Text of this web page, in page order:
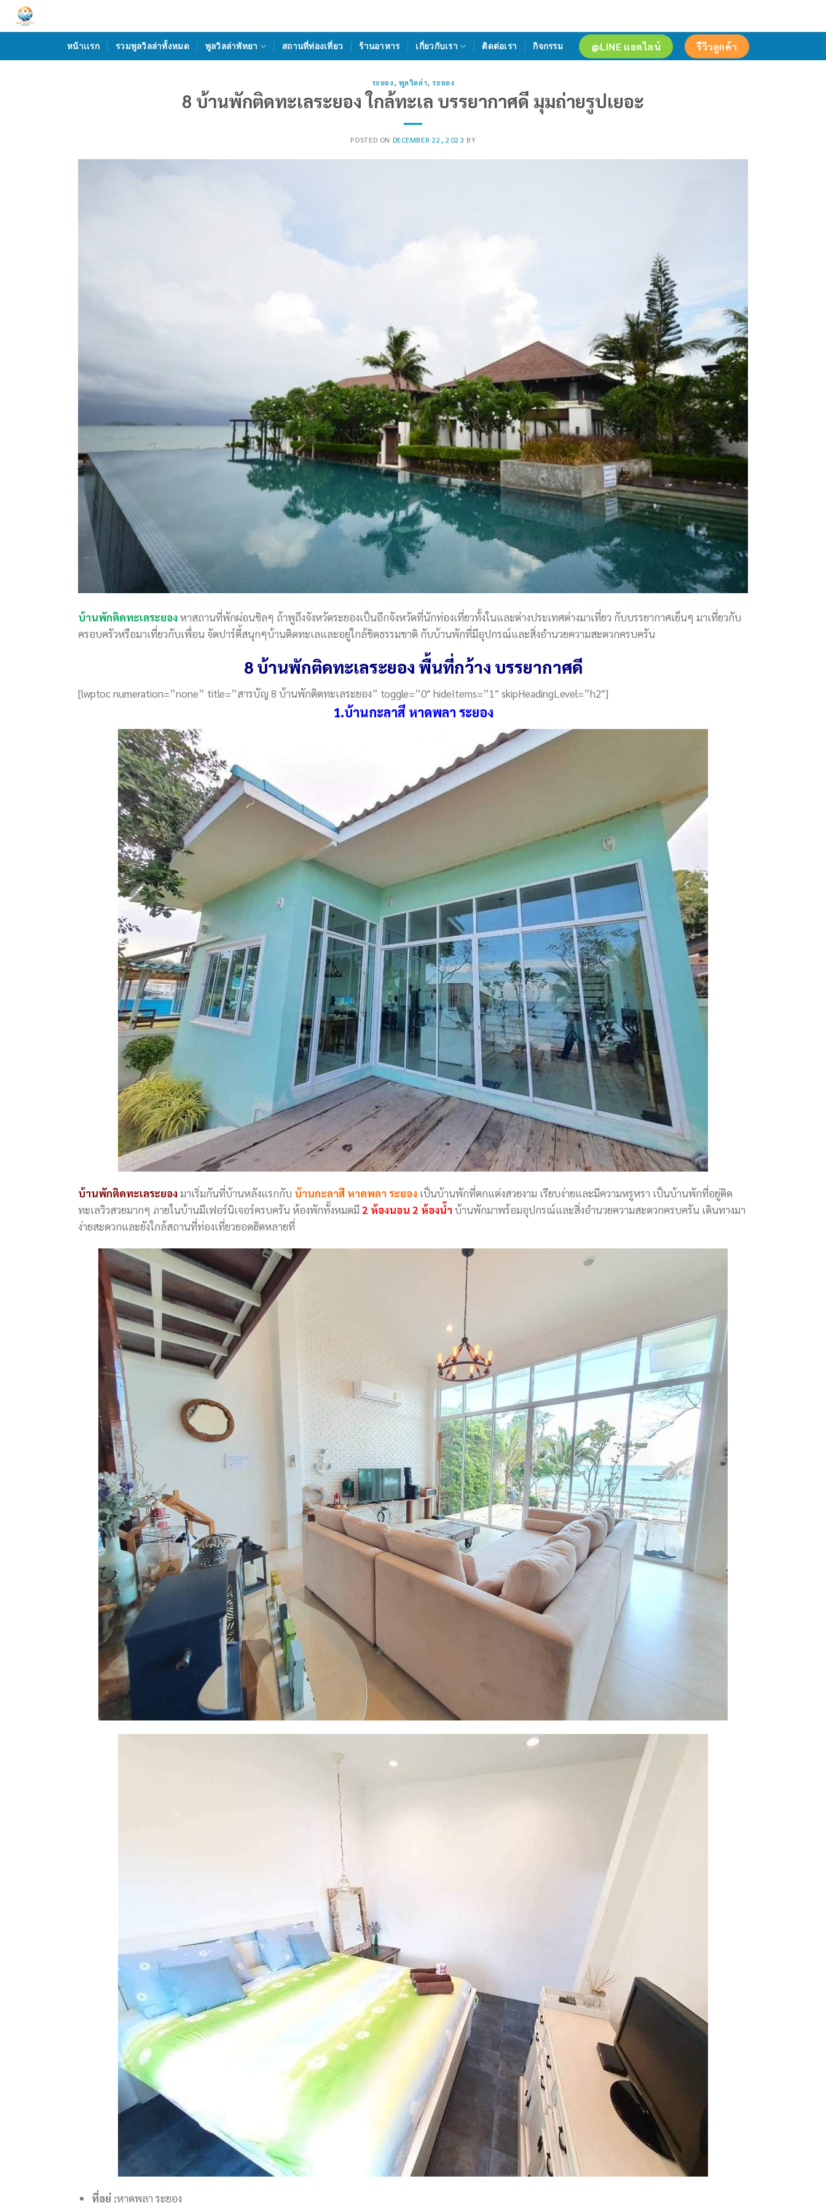
หน้าเเรก รวมพูลวิลล่าทั้งหมด พูลวิลล่าพัทยา สถานที่ท่องเที่ยว ร้านอาหาร เกี่ยวกับเรา ติดต่อเรา กิจกรรม @LINE แอดไลน์ รีวิวลูกค้า
ระยอง, พูลวิลล่า,ระยอง
8 บ้านพักติดทะเลระยอง ใกล้ทะเล บรรยากาศดี มุมถ่ายรูปเยอะ
POSTED ON DECEMBER 22, 2023 BY
บ้านพักติดทะเลระยองหาสถานที่พักผ่อนชิลๆ ถ้าพูถึงจังหวัดระยองเป็นอีกจังหวัดที่นักท่องเที่ยวทั้งในและต่างประเทศต่างมาเที่ยว กับบรรยากาศเย็นๆ มาเที่ยวกับ
ครอบครัวหรือมาเที่ยวกับเพื่อน จัดปาร์ตี้สนุกๆบ้านติดทะเลและอยู่ใกล้ชิดธรรมชาติ กับบ้านพักที่มีอุปกรณ์และสิ่งอำนวยความสะดวกครบครัน
8 บ้านพักติดทะเลระยอง พื้นที่กว้าง บรรยากาศดี
[lwptoc numeration=”none” title=”สารบัญ 8 บ้านพักติดทะเลระยอง” toggle=”0″ hideItems=”1″ skipHeadingLevel=”h2″]
1.บ้านกะลาสี หาดพลา ระยอง
บ้านพักติดทะเลระยองมาเริ่มกันที่บ้านหลังแรกกับ บ้านกะลาสี หาดพลา ระยอง เป็นบ้านพักที่ตกแต่งสวยงาม เรียบง่ายและมีความหรูหรา เป็นบ้านพักที่อยู่ติด
ทะเลวิวสวยมากๆ ภายในบ้านมีเฟอร์นิเจอร์ครบครัน ห้องพักทั้งหมดมี 2 ห้องนอน 2 ห้องน้ำบ้านพักมาพร้อมอุปกรณ์และสิ่งอำนวยความสะดวกครบครัน เดินทางมา
ง่ายสะดวกและยังใกล้สถานที่ท่องเที่ยวยอดฮิตหลายที่
ที่อยู่ :หาดพลา ระยอง